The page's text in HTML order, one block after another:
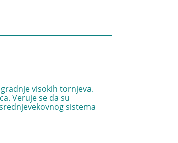
visokih tornjeva.
Veruje se da su
sistema